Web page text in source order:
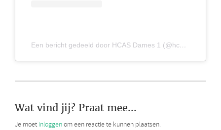
Een bericht gedeeld door HCAS Dames 1 (@hcasdames1)
Wat vind jij? Praat mee...
Je moet inloggenom een reactie te kunnen plaatsen.